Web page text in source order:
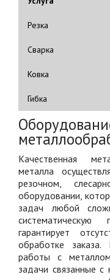
Резка
Сварка
Ковка
Гибка
Качественная
металла
резочном,
оборудовании,
задач любой
гарантирует
обработке заказа.
работы с
задачи связанные